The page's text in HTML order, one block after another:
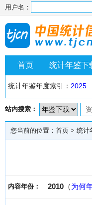
用户名：
首页 统计年鉴下
统计年鉴年度索引： 2025
站内搜索：
您当前的位置： 首页 > 统计
内容年份： 2010 （为何